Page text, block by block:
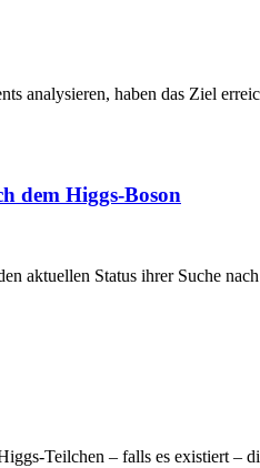
haben das Ziel
dem Higgs-Boson
Status ihrer Suche
Teilchen – falls es existiert –